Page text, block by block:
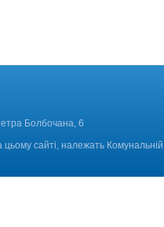
Київ, вул. Петра
сайті, належать